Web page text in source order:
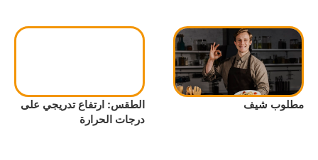
مطلوب شيف
الطقس: ارتفاع تدريجي على
درجات الحرارة